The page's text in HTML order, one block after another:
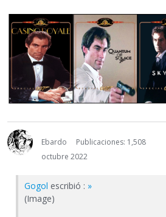
Ebardo
Publicaciones: 1,508
octubre 2022
Gogol escribió : »
(Image)